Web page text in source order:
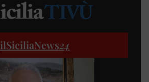
ilSiciliaNews24